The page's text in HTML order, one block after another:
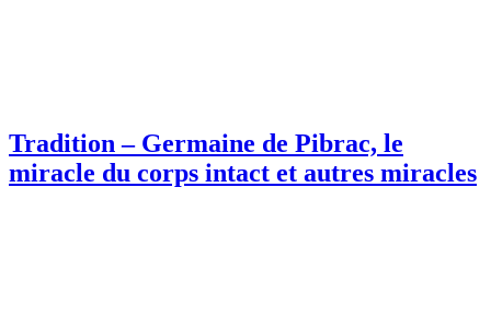
Tradition – Germaine de Pibrac, le
miracle du corps intact et autres miracles